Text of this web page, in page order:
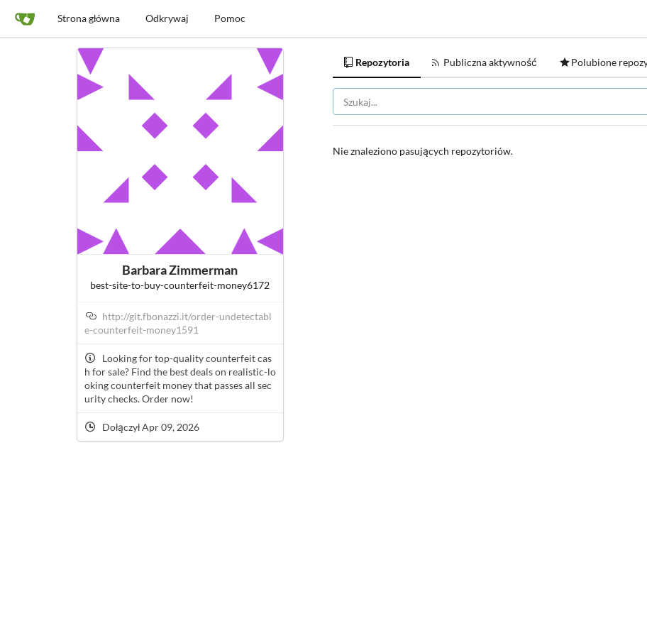
Strona główna Odkrywaj Pomoc
Barbara Zimmerman
best-site-to-buy-counterfeit-money6172
http://git.fbonazzi.it/order-undetectabl
e-counterfeit-money1591
Looking for top-quality counterfeit cas
h for sale? Find the best deals on realistic-lo
oking counterfeit money that passes all sec
urity checks. Order now!
Dołączył Apr 09, 2026
Repozytoria Publiczna aktywność Polubione
Nie znaleziono pasujących repozytoriów.